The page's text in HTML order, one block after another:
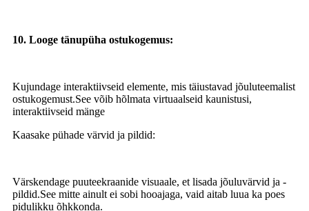
10. Looge tänupüha ostukogemus:
Kujundage interaktiivseid elemente, mis täiustavad jõuluteemalist
ostukogemust.See võib hõlmata virtuaalseid kaunistusi,
interaktiivseid mänge
Kaasake pühade värvid ja pildid:
Värskendage puuteekraanide visuaale, et lisada jõuluvärvid ja -
pildid.See mitte ainult ei sobi hooajaga, vaid aitab luua ka poes
pidulikku õhkkonda.